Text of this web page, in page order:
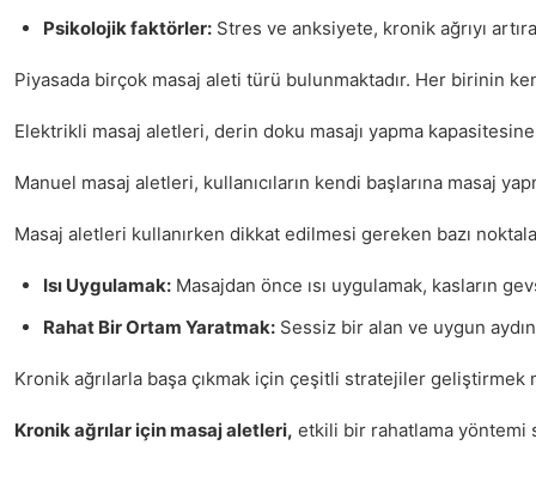
Psikolojik faktörler: Stres ve anksiyete, kronik ağrıyı
Piyasada birçok masaj aleti türü bulunmaktadır. Her birinin
Elektrikli masaj aletleri, derin doku masajı yapma
Manuel masaj aletleri, kullanıcıların kendi başlarına masaj
Masaj aletleri kullanırken dikkat edilmesi gereken bazı
Isı Uygulamak: Masajdan önce ısı uygulamak, kasların
Rahat Bir Ortam Yaratmak: Sessiz bir alan ve uygun
Kronik ağrılarla başa çıkmak için çeşitli stratejiler geliştirmek
Kronik ağrılar için masaj aletleri, etkili bir rahatlama yöntemi